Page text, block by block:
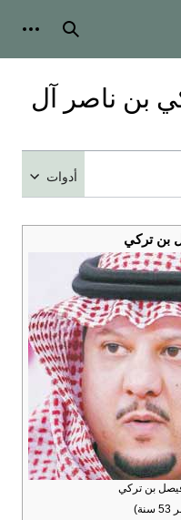
بحث
ناصر آل
أدوات
تركي
بن تركي